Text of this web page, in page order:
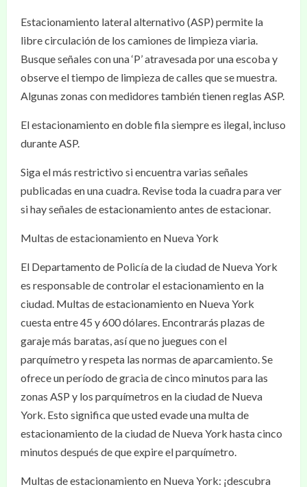
Estacionamiento lateral alternativo (ASP) permite la
libre circulación de los camiones de limpieza viaria.
Busque señales con una ‘P’ atravesada por una escoba y
observe el tiempo de limpieza de calles que se muestra.
Algunas zonas con medidores también tienen reglas ASP.
El estacionamiento en doble fila siempre es ilegal, incluso
durante ASP.
Siga el más restrictivo si encuentra varias señales
publicadas en una cuadra. Revise toda la cuadra para ver
si hay señales de estacionamiento antes de estacionar.
Multas de estacionamiento en Nueva York
El Departamento de Policía de la ciudad de Nueva York
es responsable de controlar el estacionamiento en la
ciudad. Multas de estacionamiento en Nueva York
cuesta entre 45 y 600 dólares. Encontrarás plazas de
garaje más baratas, así que no juegues con el
parquímetro y respeta las normas de aparcamiento. Se
ofrece un período de gracia de cinco minutos para las
zonas ASP y los parquímetros en la ciudad de Nueva
York. Esto significa que usted evade una multa de
estacionamiento de la ciudad de Nueva York hasta cinco
minutos después de que expire el parquímetro.
Multas de estacionamiento en Nueva York: ¡descubra